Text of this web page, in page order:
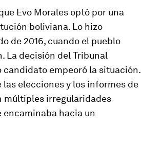
Evo Morales optó por una
boliviana. Lo hizo
de 2016, cuando el pueblo
La decisión del Tribunal
empeoró la situación.
elecciones y los informes de
múltiples irregularidades
encaminaba hacia un